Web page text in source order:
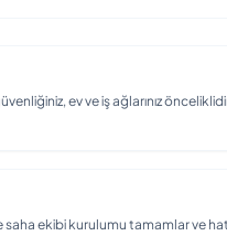
ev ve iş ağlarınız
ekibi kurulumu tamamlar ve